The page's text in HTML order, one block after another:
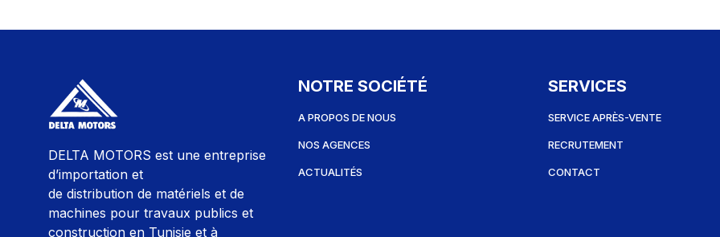
DELTA MOTORS est une entreprise
d’importation et
de distribution de matériels et de
machines pour travaux publics et
construction en Tunisie et à
NOTRE SOCIÉTÉ
A PROPOS DE NOUS
NOS AGENCES
ACTUALITÉS
SERVICES
SERVICE APRÈS-VENTE
RECRUTEMENT
CONTACT